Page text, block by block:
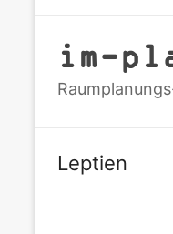
im-
Leptien